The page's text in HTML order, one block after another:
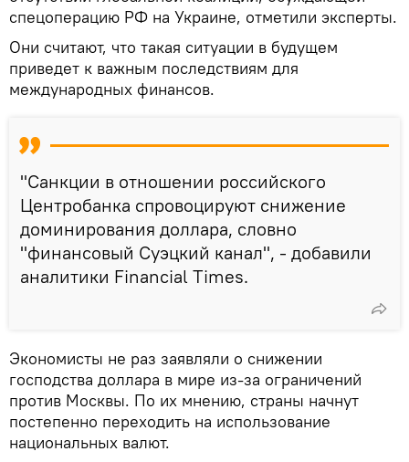
спецоперацию РФ на Украине, отметили эксперты.
Они считают, что такая ситуации в будущем
приведет к важным последствиям для
международных финансов.
"Санкции в отношении российского
Центробанка спровоцируют снижение
доминирования доллара, словно
"финансовый Суэцкий канал", - добавили
аналитики Financial Times.
Экономисты не раз заявляли о снижении
господства доллара в мире из-за ограничений
против Москвы. По их мнению, страны начнут
постепенно переходить на использование
национальных валют.